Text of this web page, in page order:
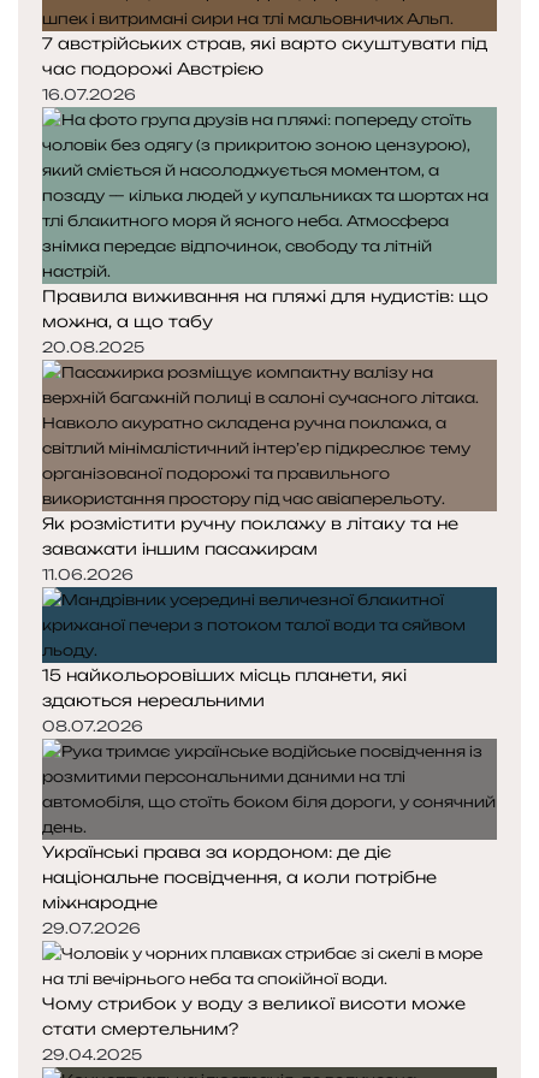
7 австрійських страв, які варто скуштувати під
час подорожі Австрією
16.07.2026
Правила виживання на пляжі для нудистів: що
можна, а що табу
20.08.2025
Як розмістити ручну поклажу в літаку та не
заважати іншим пасажирам
11.06.2026
15 найкольоровіших місць планети, які
здаються нереальними
08.07.2026
Українські права за кордоном: де діє
національне посвідчення, а коли потрібне
міжнародне
29.07.2026
Чому стрибок у воду з великої висоти може
стати смертельним?
29.04.2025